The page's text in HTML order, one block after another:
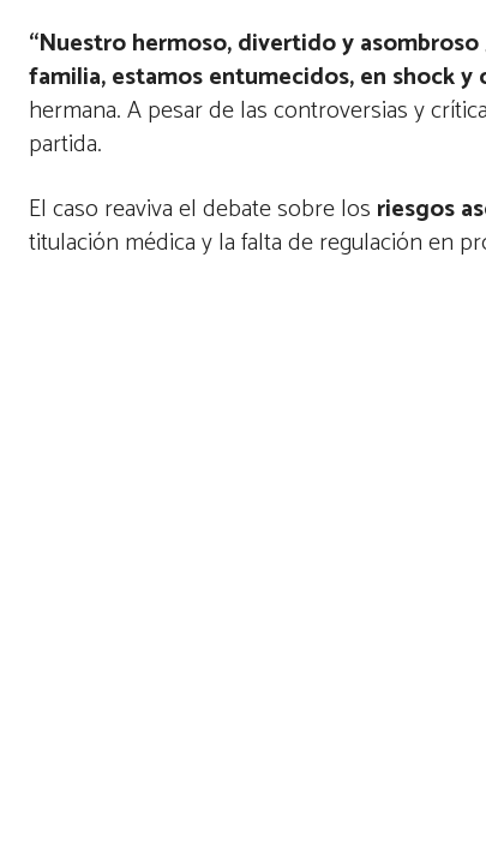
“Nuestro hermoso, divertido y
familia, estamos entumecidos, en shock y
hermana. A pesar de las controversias y
partida.
El caso reaviva el debate sobre los riesgos
titulación médica y la falta de regulación en